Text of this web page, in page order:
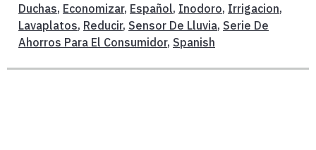
Duchas, Economizar, Español, Inodoro, Irrigacion,
Lavaplatos, Reducir, Sensor De Lluvia, Serie De
Ahorros Para El Consumidor, Spanish